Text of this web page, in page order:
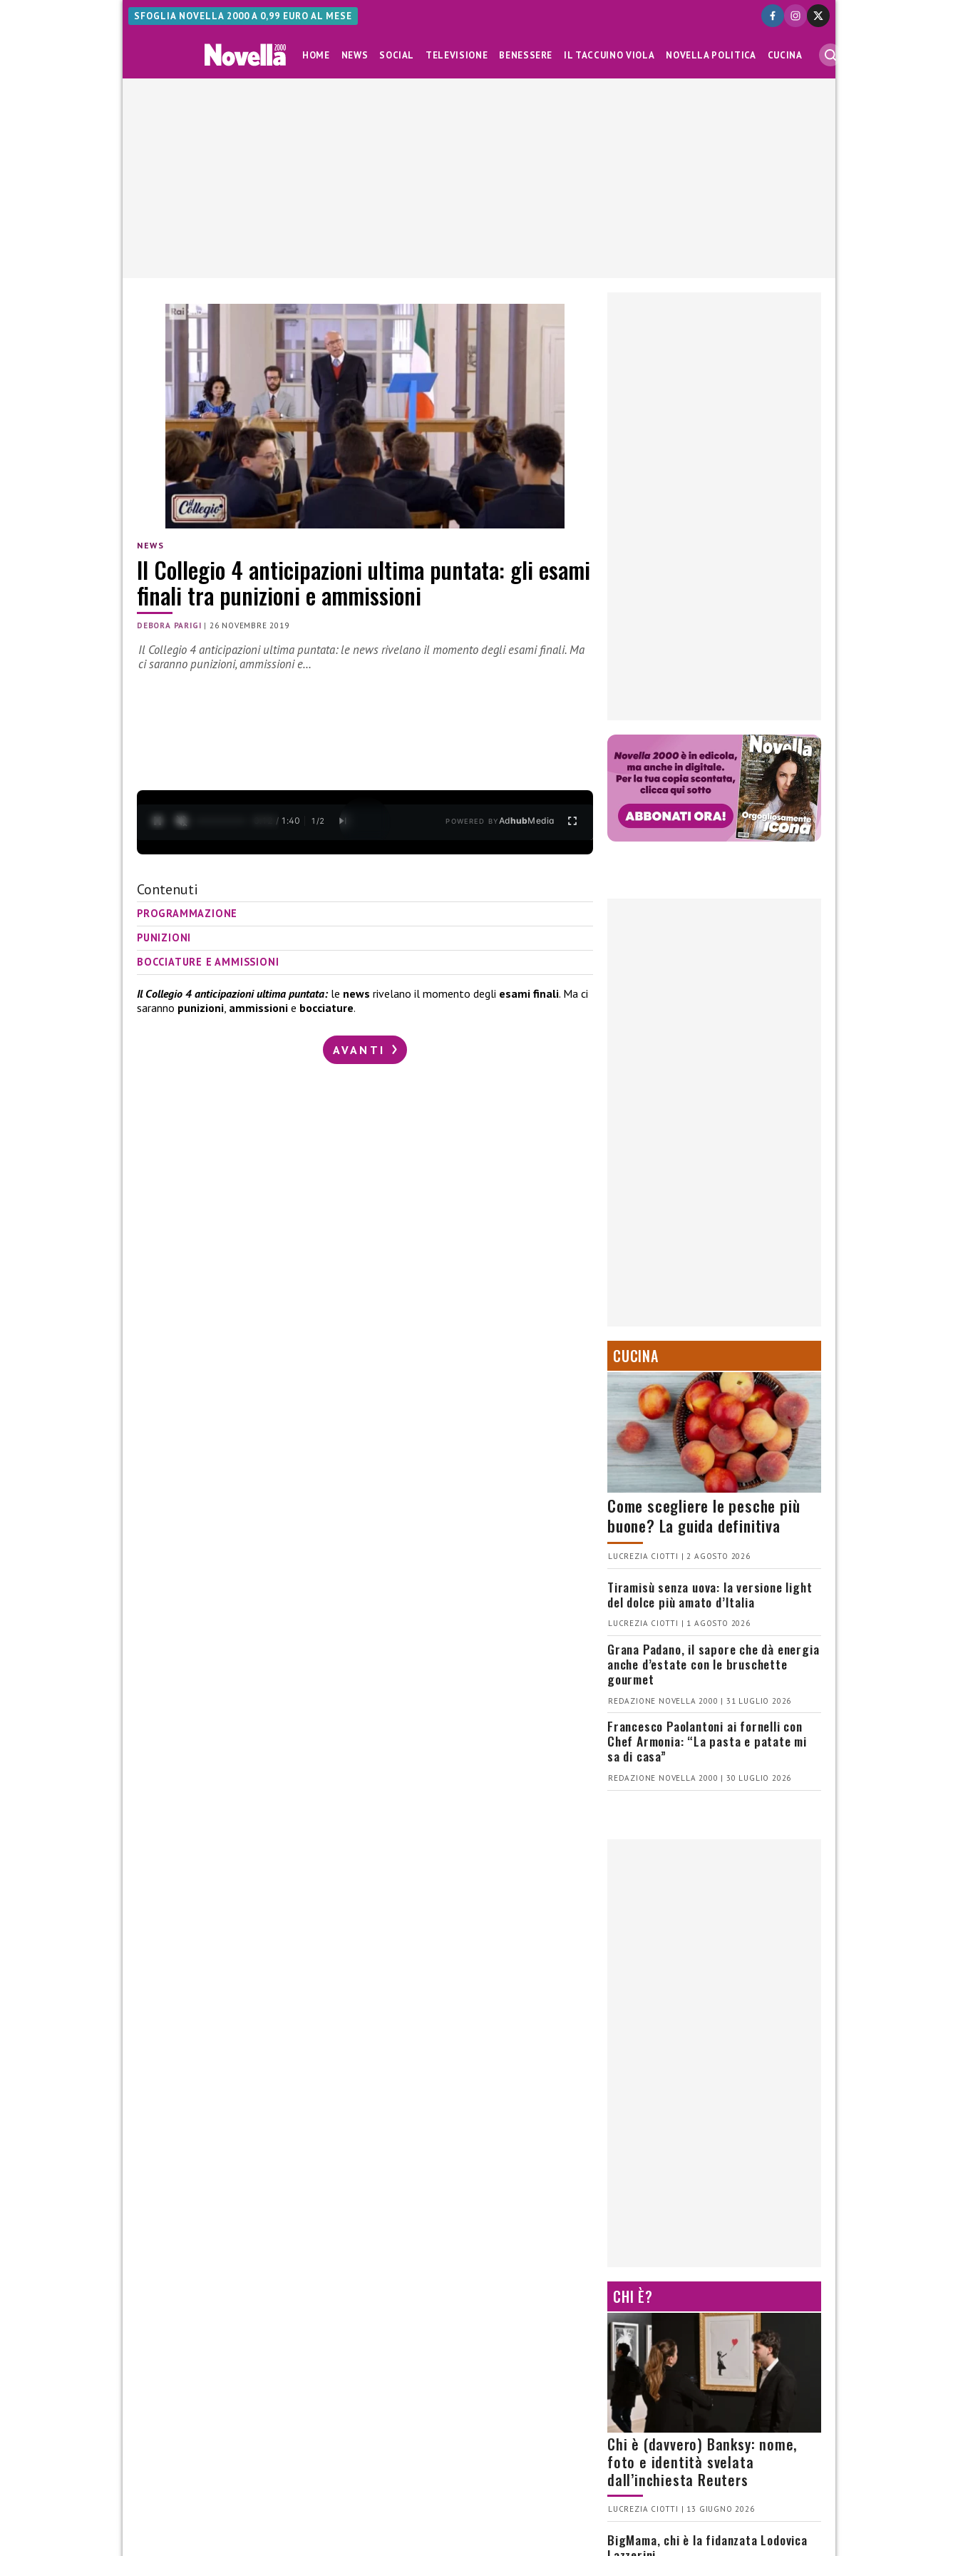
SFOGLIA NOVELLA 2000 A 0,99 EURO AL MESE
HOME NEWS SOCIAL TELEVISIONE BENESSERE IL TACCUINO VIOLA NOVELLA POLITICA CUCINA
NEWS
Il Collegio 4 anticipazioni ultima puntata: gli esami
finali tra punizioni e ammissioni
DEBORA PARIGI | 26 NOVEMBRE 2019
Il Collegio 4 anticipazioni ultima puntata: le news rivelano il momento degli esami finali. Ma
ci saranno punizioni, ammissioni e…
0:13 / 1:40 1 /2 POWERED BYAdhubMedia
Contenuti
PROGRAMMAZIONE
PUNIZIONI
BOCCIATURE E AMMISSIONI
Il Collegio 4 anticipazioni ultima puntata:le news rivelano il momento degli esami finali. Ma ci
saranno punizioni, ammissioni e bocciature.
AVANTI
CUCINA
Come scegliere le pesche più
buone? La guida definitiva
LUCREZIA CIOTTI | 2 AGOSTO 2026
Tiramisù senza uova: la versione light
del dolce più amato d’Italia
LUCREZIA CIOTTI | 1 AGOSTO 2026
Grana Padano, il sapore che dà energia
anche d’estate con le bruschette
gourmet
REDAZIONE NOVELLA 2000 | 31 LUGLIO 2026
Francesco Paolantoni ai fornelli con
Chef Armonia: “La pasta e patate mi
sa di casa”
REDAZIONE NOVELLA 2000 | 30 LUGLIO 2026
CHI È?
Chi è (davvero) Banksy: nome,
foto e identità svelata
dall’inchiesta Reuters
LUCREZIA CIOTTI | 13 GIUGNO 2026
BigMama, chi è la fidanzata Lodovica